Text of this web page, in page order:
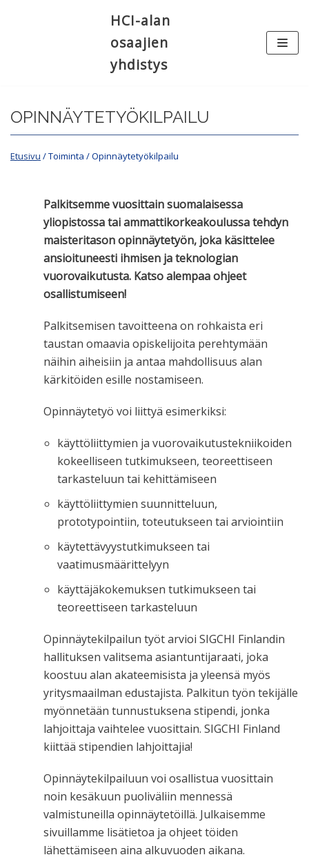
HCI-alan
osaajien
yhdistys
OPINNÄYTETYÖKILPAILU
Etusivu / Toiminta / Opinnäytetyökilpailu
Palkitsemme vuosittain suomalaisessa
yliopistossa tai ammattikorkeakoulussa tehdyn
maisteritason opinnäytetyön, joka käsittelee
ansioituneesti ihmisen ja teknologian
vuorovaikutusta. Katso alempaa ohjeet
osallistumiseen!
Palkitsemisen tavoitteena on rohkaista eri
taustan omaavia opiskelijoita perehtymään
näihin aiheisiin ja antaa mahdollisuus alan
kärkitöiden esille nostamiseen.
Opinnäytetyö voi liittyä esimerkiksi:
käyttöliittymien ja vuorovaikutustekniikoiden
kokeelliseen tutkimukseen, teoreettiseen
tarkasteluun tai kehittämiseen
käyttöliittymien suunnitteluun,
prototypointiin, toteutukseen tai arviointiin
käytettävyystutkimukseen tai
vaatimusmäärittelyyn
käyttäjäkokemuksen tutkimukseen tai
teoreettiseen tarkasteluun
Opinnäytekilpailun työt arvioi SIGCHI Finlandin
hallituksen valitsema asiantuntijaraati, joka
koostuu alan akateemisista ja yleensä myös
yritysmaailman edustajista. Palkitun työn tekijälle
myönnetään tunnustuksena stipendi, jonka
lahjoittaja vaihtelee vuosittain. SIGCHI Finland
kiittää stipendien lahjoittajia!
Opinnäytekilpailuun voi osallistua vuosittain
noin kesäkuun puoliväliin mennessä
valmistuneilla opinnäytetöillä. Julkaisemme
sivuillamme lisätietoa ja ohjeet töiden
lähettämiseen aina alkuvuoden aikana.